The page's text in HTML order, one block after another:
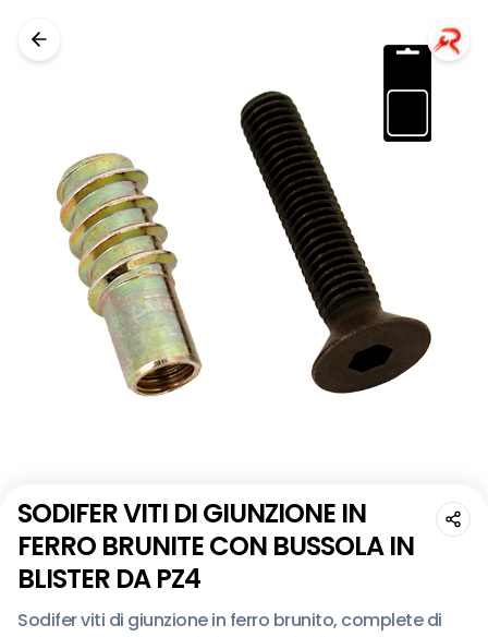
SODIFER VITI DI GIUNZIONE IN
FERRO BRUNITE CON BUSSOLA IN
BLISTER DA PZ4
Sodifer viti di giunzione in ferro brunito, complete di